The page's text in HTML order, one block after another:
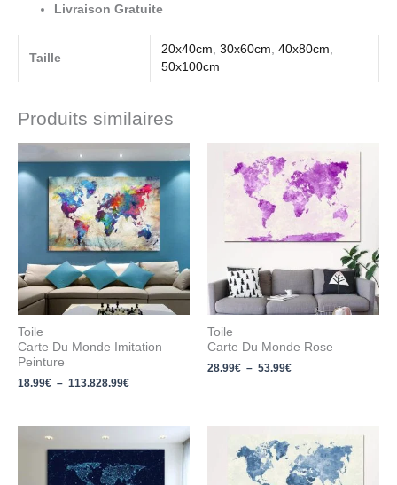
Livraison Gratuite
Taille
20x40cm,30x60cm,40x80cm,
50x100cm
Produits similaires
Toile
Carte Du Monde Imitation
Peinture
18.99€ – 113.828.99€
de
prix :
18.99€
à
113.828.99€
Toile
Carte Du Monde Rose
28.99€ – 53.99€
de
prix :
28.99€
à
53.99€
de
prix :
23.99€
de
prix :
28.99€